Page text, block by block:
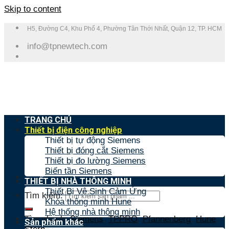
Skip to content
H5, Đường C4, Khu Phố 4, Phường Tân Thới Nhất, Quận 12, TP. HCM
info@tpnewtech.com
Tìm kiếm:
Tìm nhanh:Siemens,TPPRO,Pfannenberg,Hune,
TRANG CHỦ
Thiết bị điện công nghiệp
Thiết bị tự động Siemens
Thiết bị đóng cắt Siemens
Thiết bị đo lường Siemens
Biến tần Siemens
THIẾT BỊ NHÀ THÔNG MINH
Thiết Bị Vệ Sinh Cảm Ứng
Khóa thông minh Hune
Hệ thống nhà thông minh
Sản phẩm khác